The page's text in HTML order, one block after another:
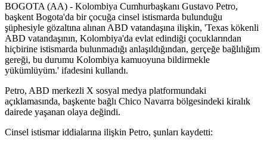
BOGOTA (AA) - Kolombiya Cumhurbaşkanı Gustavo Petro,
başkent Bogota'da bir çocuğa cinsel istismarda bulunduğu
şüphesiyle gözaltına alınan ABD vatandaşına ilişkin, 'Texas kökenli
ABD vatandaşının, Kolombiya'da evlat edindiği çocuklarından
hiçbirine istismarda bulunmadığı anlaşıldığından, gerçeğe bağlılığım
gereği, bu durumu Kolombiya kamuoyuna bildirmekle
yükümlüyüm.' ifadesini kullandı.
Petro, ABD merkezli X sosyal medya platformundaki
açıklamasında, başkente bağlı Chico Navarra bölgesindeki kiralık
dairede yaşanan olaya değindi.
Cinsel istismar iddialarına ilişkin Petro, şunları kaydetti: